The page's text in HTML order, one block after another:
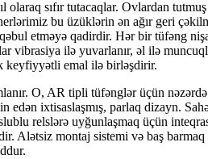
sıfır tutacaqlar. Ovlardan tutmuş
bu üzüklərin ən ağır geri
etməyə qadirdir. Hər bir tüfəng
vibrasiya ilə yuvarlanır, əl ilə
keyfiyyətli emal ilə birləşdirir.
O, AR tipli tüfənglər üçün
ixtisaslaşmış, parlaq dizayn.
relslərə uyğunlaşmaq üçün
Alətsiz montaj sistemi və baş